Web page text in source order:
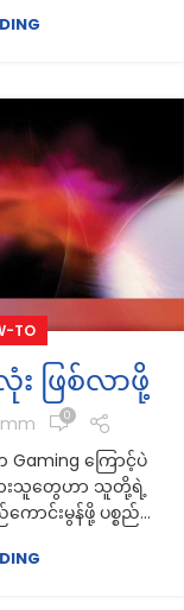
TO
ဖြစ်လာဖို့
0
ကြောင့်ပဲ
စားသူတွေဟာ သူတို့ရဲ့
ာင်းမွန်ဖို့ ပစ္စည်...